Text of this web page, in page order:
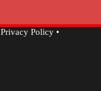
Privacy Policy•